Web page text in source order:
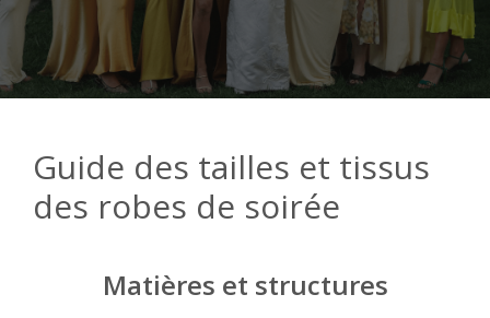
Guide des tailles et tissus
des robes de soirée
Matières et structures